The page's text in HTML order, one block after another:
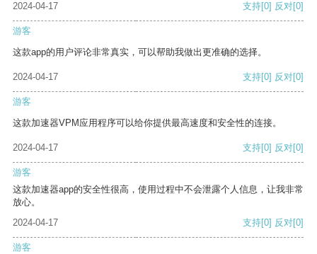
2024-04-17 支持[0] 反对[0]
游客
这款app的用户评论非常真实，可以帮助我做出更准确的选择。
2024-04-17 支持[0] 反对[0]
游客
这款加速器VPM应用程序可以给你提供最高速度和安全性的连接。
2024-04-17 支持[0] 反对[0]
游客
这款加速器app的安全性很高，使用过程中不会泄露个人信息，让我非常
放心。
2024-04-17
支持[0] 反对[0]
游客